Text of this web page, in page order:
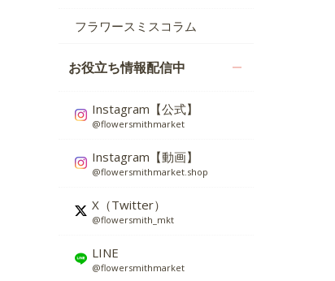
フラワースミスコラム
お役立ち情報配信中
Instagram【公式】
@flowersmithmarket
Instagram【動画】
@flowersmithmarket.shop
X（Twitter）
@flowersmith_mkt
LINE
@flowersmithmarket